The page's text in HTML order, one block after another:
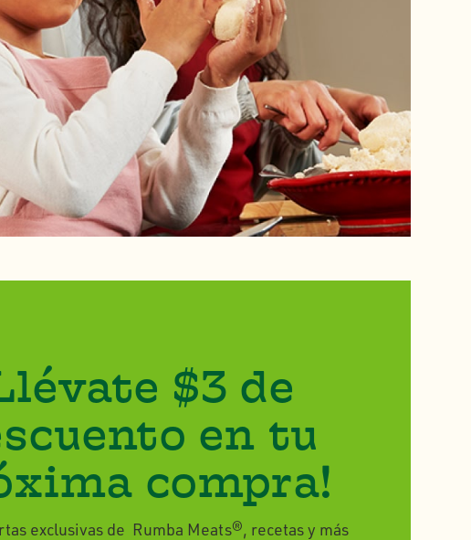
$3 de
en tu
compra!
exclusivas de Rumba Meats®, recetas y más